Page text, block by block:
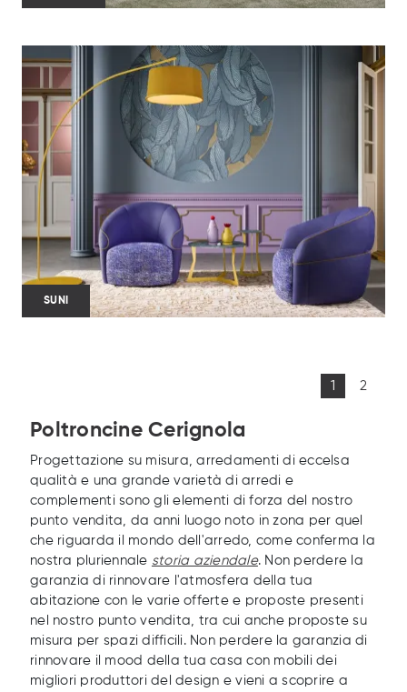
SUNI
1 2
Poltroncine Cerignola
Progettazione su misura, arredamenti di eccelsa
qualità e una grande varietà di arredi e
complementi sono gli elementi di forza del nostro
punto vendita, da anni luogo noto in zona per quel
che riguarda il mondo dell'arredo, come conferma la
nostra pluriennale storia aziendale. Non perdere la
garanzia di rinnovare l'atmosfera della tua
abitazione con le varie offerte e proposte presenti
nel nostro punto vendita, tra cui anche proposte su
misura per spazi difficili. Non perdere la garanzia di
rinnovare il mood della tua casa con mobili dei
migliori produttori del design e vieni a scoprire a